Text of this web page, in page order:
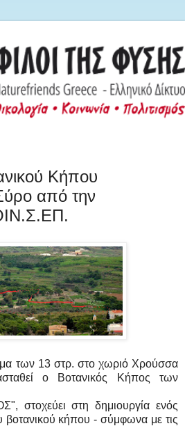
Κήπου
από την
των 13 στρ. στο χωριό Χρούσσα
ο Βοτανικός Κήπος των
στοχεύει στη δημιουργία ενός
βοτανικού κήπου - σύμφωνα με τις